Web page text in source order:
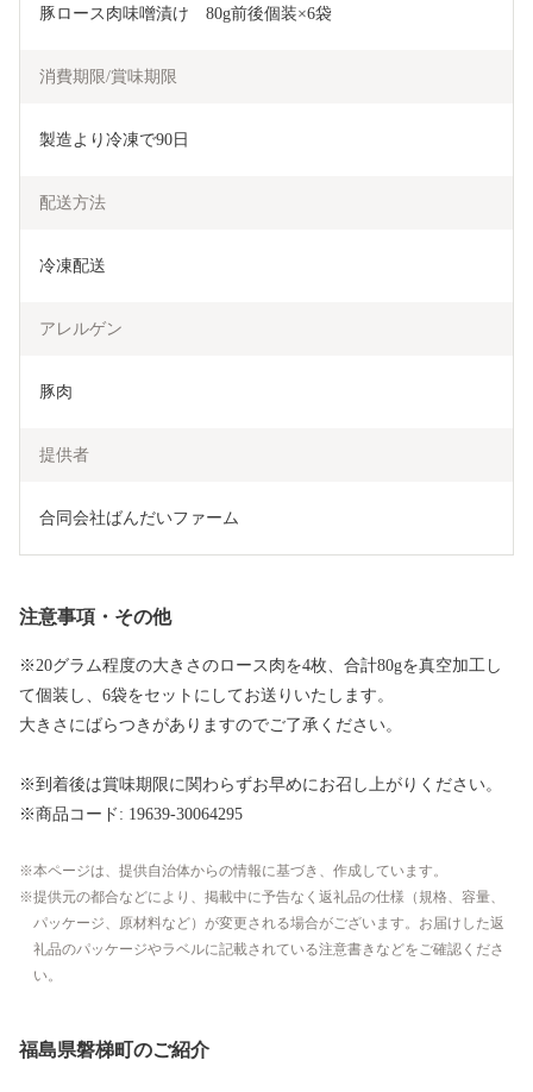
豚ロース肉味噌漬け　80g前後個装×6袋
消費期限/賞味期限
製造より冷凍で90日
配送方法
冷凍配送
アレルゲン
豚肉
提供者
合同会社ばんだいファーム
注意事項・その他
※20グラム程度の大きさのロース肉を4枚、合計80gを真空加工し
て個装し、6袋をセットにしてお送りいたします。
大きさにばらつきがありますのでご了承ください。
※到着後は賞味期限に関わらずお早めにお召し上がりください。
※商品コード: 19639-30064295
本ページは、提供自治体からの情報に基づき、作成しています。
提供元の都合などにより、掲載中に予告なく返礼品の仕様（規格、容量、
パッケージ、原材料など）が変更される場合がございます。お届けした返
礼品のパッケージやラベルに記載されている注意書きなどをご確認くださ
い。
福島県磐梯町のご紹介